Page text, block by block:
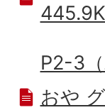
P2-3
おや